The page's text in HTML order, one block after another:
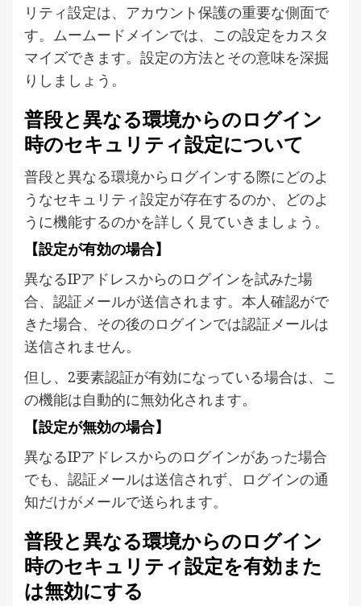
リティ設定は、アカウント保護の重要な側面で
す。ムームードメインでは、この設定をカスタ
マイズできます。設定の方法とその意味を深掘
りしましょう。
普段と異なる環境からのログイン
時のセキュリティ設定について
普段と異なる環境からログインする際にどのよ
うなセキュリティ設定が存在するのか、どのよ
うに機能するのかを詳しく見ていきましょう。
【設定が有効の場合】
異なるIPアドレスからのログインを試みた場
合、認証メールが送信されます。本人確認がで
きた場合、その後のログインでは認証メールは
送信されません。
但し、2要素認証が有効になっている場合は、こ
の機能は自動的に無効化されます。
【設定が無効の場合】
異なるIPアドレスからのログインがあった場合
でも、認証メールは送信されず、ログインの通
知だけがメールで送られます。
普段と異なる環境からのログイン
時のセキュリティ設定を有効また
は無効にする